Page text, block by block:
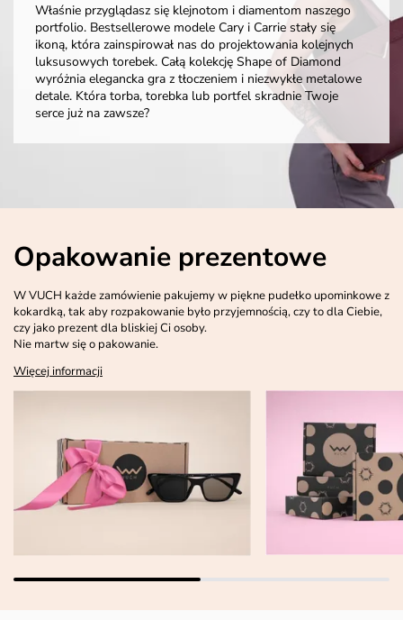
Właśnie przyglądasz się klejnotom i diamentom naszego
portfolio. Bestsellerowe modele Cary i Carrie stały się
ikoną, która zainspirował nas do projektowania kolejnych
luksusowych torebek. Całą kolekcję Shape of Diamond
wyróżnia elegancka gra z tłoczeniem i niezwykłe metalowe
detale. Która torba, torebka lub portfel skradnie Twoje
serce już na zawsze?
Opakowanie prezentowe
W VUCH każde zamówienie pakujemy w piękne pudełko upominkowe z
kokardką, tak aby rozpakowanie było przyjemnością, czy to dla Ciebie,
czy jako prezent dla bliskiej Ci osoby.
Nie martw się o pakowanie.
Więcej informacji